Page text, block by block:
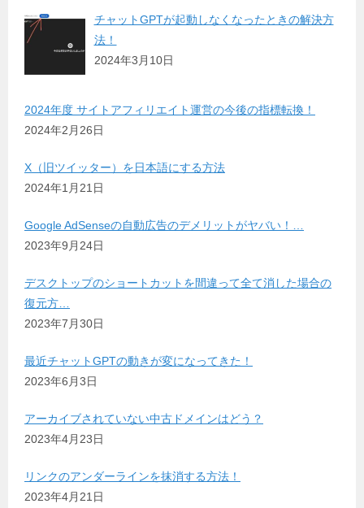
チャットGPTが起動しなくなったときの解決方
法！
2024年3月10日
2024年度 サイトアフィリエイト運営の今後の指標転換！
2024年2月26日
X（旧ツイッター）を日本語にする方法
2024年1月21日
Google AdSenseの自動広告のデメリットがヤバい！…
2023年9月24日
デスクトップのショートカットを間違って全て消した場合の
復元方…
2023年7月30日
最近チャットGPTの動きが変になってきた！
2023年6月3日
アーカイブされていない中古ドメインはどう？
2023年4月23日
リンクのアンダーラインを抹消する方法！
2023年4月21日